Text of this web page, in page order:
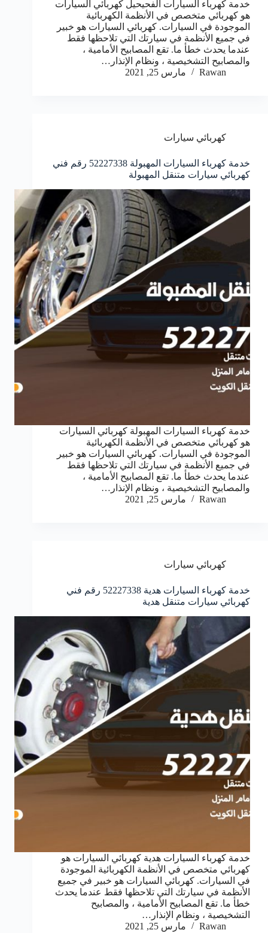
خدمة كهرباء السيارات الفحيحيل كهربائي السيارات
هو كهربائي متخصص في الأنظمة الكهربائية
الموجودة في السيارات. كهربائي السيارات هو خبير
في جميع الأنظمة في سيارتك التي تلاحظها فقط
عندما يحدث خطأ ما. تقع المصابيح الأمامية ،
والمصابيح التشخيصية ، ونظام الإنذار…
Rawan
مارس 25, 2021
كهربائي سيارات
خدمة كهرباء السيارات المهبولة 52227338 رقم فني
كهربائي سيارات متنقل المهبولة
خدمة كهرباء السيارات المهبولة كهربائي السيارات
هو كهربائي متخصص في الأنظمة الكهربائية
الموجودة في السيارات. كهربائي السيارات هو خبير
في جميع الأنظمة في سيارتك التي تلاحظها فقط
عندما يحدث خطأ ما. تقع المصابيح الأمامية ،
والمصابيح التشخيصية ، ونظام الإنذار…
Rawan
مارس 25, 2021
كهربائي سيارات
خدمة كهرباء السيارات هدية 52227338 رقم فني
كهربائي سيارات متنقل هدية
خدمة كهرباء السيارات هدية كهربائي السيارات هو
كهربائي متخصص في الأنظمة الكهربائية الموجودة
في السيارات. كهربائي السيارات هو خبير في جميع
الأنظمة في سيارتك التي تلاحظها فقط عندما يحدث
خطأ ما. تقع المصابيح الأمامية ، والمصابيح
التشخيصية ، ونظام الإنذار…
Rawan
مارس 25, 2021